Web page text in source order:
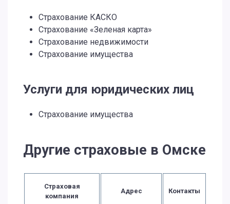
Страхование КАСКО
Страхование «Зеленая карта»
Страхование недвижимости
Страхование имущества
Услуги для юридических лиц
Страхование имущества
Другие страховые в Омске
Страховая
компания
Адрес Контакты